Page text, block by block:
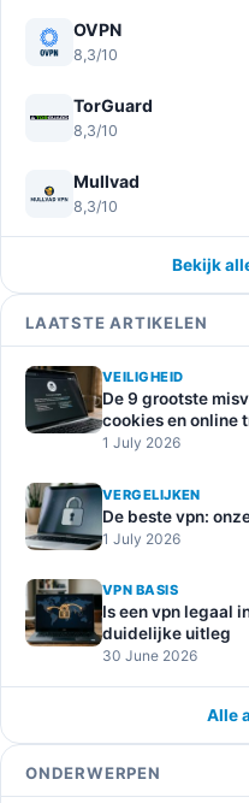
OVPN
8,3/10
TorGuard
8,3/10
Mullvad
8,3/10
Bekijk
LAATSTE ARTIKELEN
VEILIGHEID
De 9 grootste
cookies en online
1 July 2026
VERGELIJKEN
De beste vpn:
1 July 2026
VPN BASIS
Is een vpn legaal
duidelijke uitleg
30 June 2026
Alle
ONDERWERPEN